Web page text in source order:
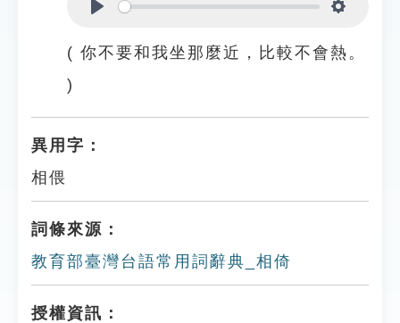
( 你不要和我坐那麼近，比較不會熱。
)
異用字：
相偎
詞條來源：
教育部臺灣台語常用詞辭典_相倚
授權資訊：